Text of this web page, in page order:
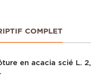
COMPLET
en acacia scié L.